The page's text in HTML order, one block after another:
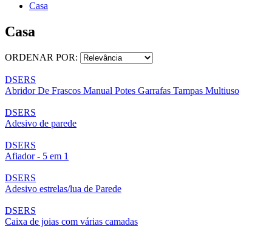
Casa
Casa
ORDENAR POR:
DSERS
Abridor De Frascos Manual Potes Garrafas Tampas Multiuso
DSERS
Adesivo de parede
DSERS
Afiador - 5 em 1
DSERS
Adesivo estrelas/lua de Parede
DSERS
Caixa de joias com várias camadas